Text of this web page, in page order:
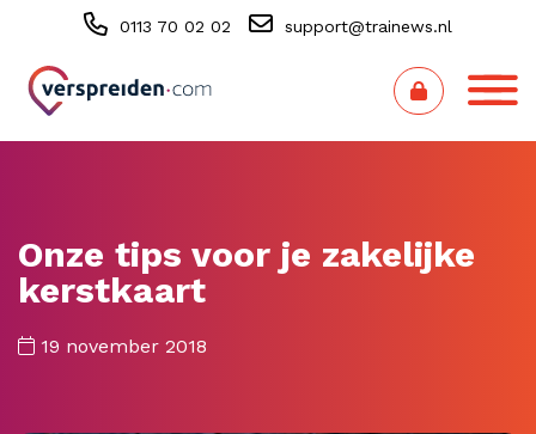
0113 70 02 02 support@trainews.nl
Onze tips voor je zakelijke
kerstkaart
19 november 2018